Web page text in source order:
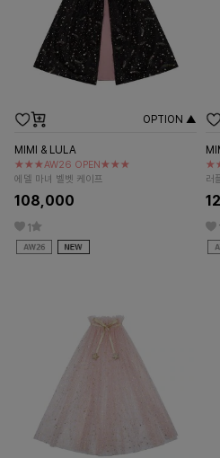
OPTION ▲
MIMI & LULA
★★★AW26 OPEN★★★
에델 마녀 벨벳 케이프
108,000
1
러